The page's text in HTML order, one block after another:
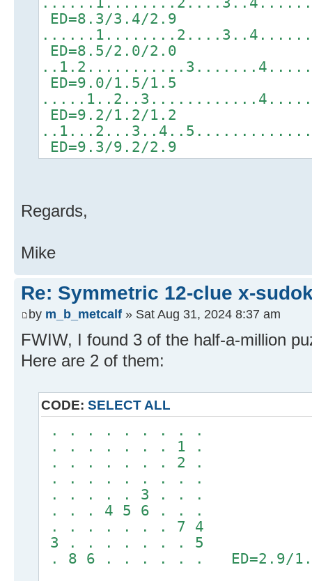
ED=8.3/3.4/2.9
ED=8.5/2.0/2.0
ED=9.0/1.5/1.5
ED=9.2/1.2/1.2
ED=9.3/9.2/2.9
Regards,
Mike
Re: Symmetric 12-clue x-
by m_b_metcalf » Sat Aug 31, 2024 8:37 am
FWIW, I found 3 of the half-a-million
Here are 2 of them:
CODE: SELECT ALL
. . . . . . . . .
. . . . . . . 1 .
. . . . . . . 2 .
. . . . . . . . .
. . . . . 3 . . .
. . . 4 5 6 . . .
. . . . . . . 7 4
3 . . . . . . . 5
. 8 6 . . . . . . ED=2.9/